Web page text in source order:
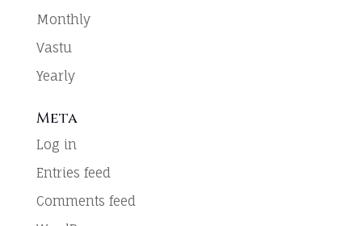
Monthly
Vastu
Yearly
Meta
Log in
Entries feed
Comments feed